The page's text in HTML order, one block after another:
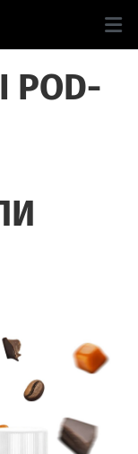
POD-